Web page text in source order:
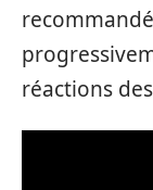
réactions